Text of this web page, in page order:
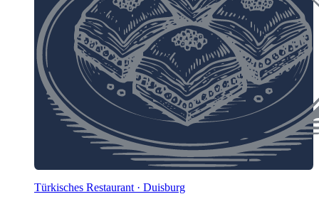
Türkisches Restaurant · Duisburg